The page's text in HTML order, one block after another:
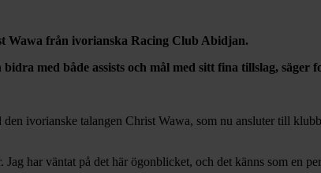
Wawa från ivorianska Racing Club Abidjan.
med både assists och mål med sitt fina tillslag, säger
ivorianske talangen Christ Wawa, som nu ansluter till
Jag har väntat på det här ögonblicket, och det känns som en